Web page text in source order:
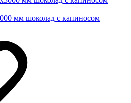
мм шоколад с капиносом